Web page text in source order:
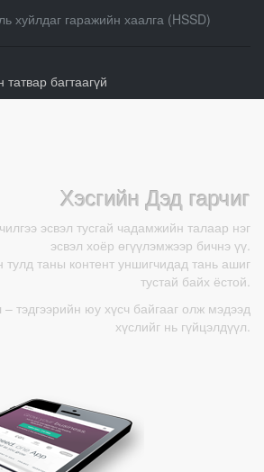
хуйлдаг гаражийн хаалга (HSSD)
багтаагүй
Хэсгийн Дэд гарчиг
эсвэл тусгай чадамжийн талаар нэг
эсвэл хоёр өгүүлэмжээр бичнэ үү.
таны контент уншигчидад тань ашиг
тустай байх ёстой.
– тэдгээрийн юу хүсч байгааг олж мэдээд
хүслийг нь гүйцэлдүүл.